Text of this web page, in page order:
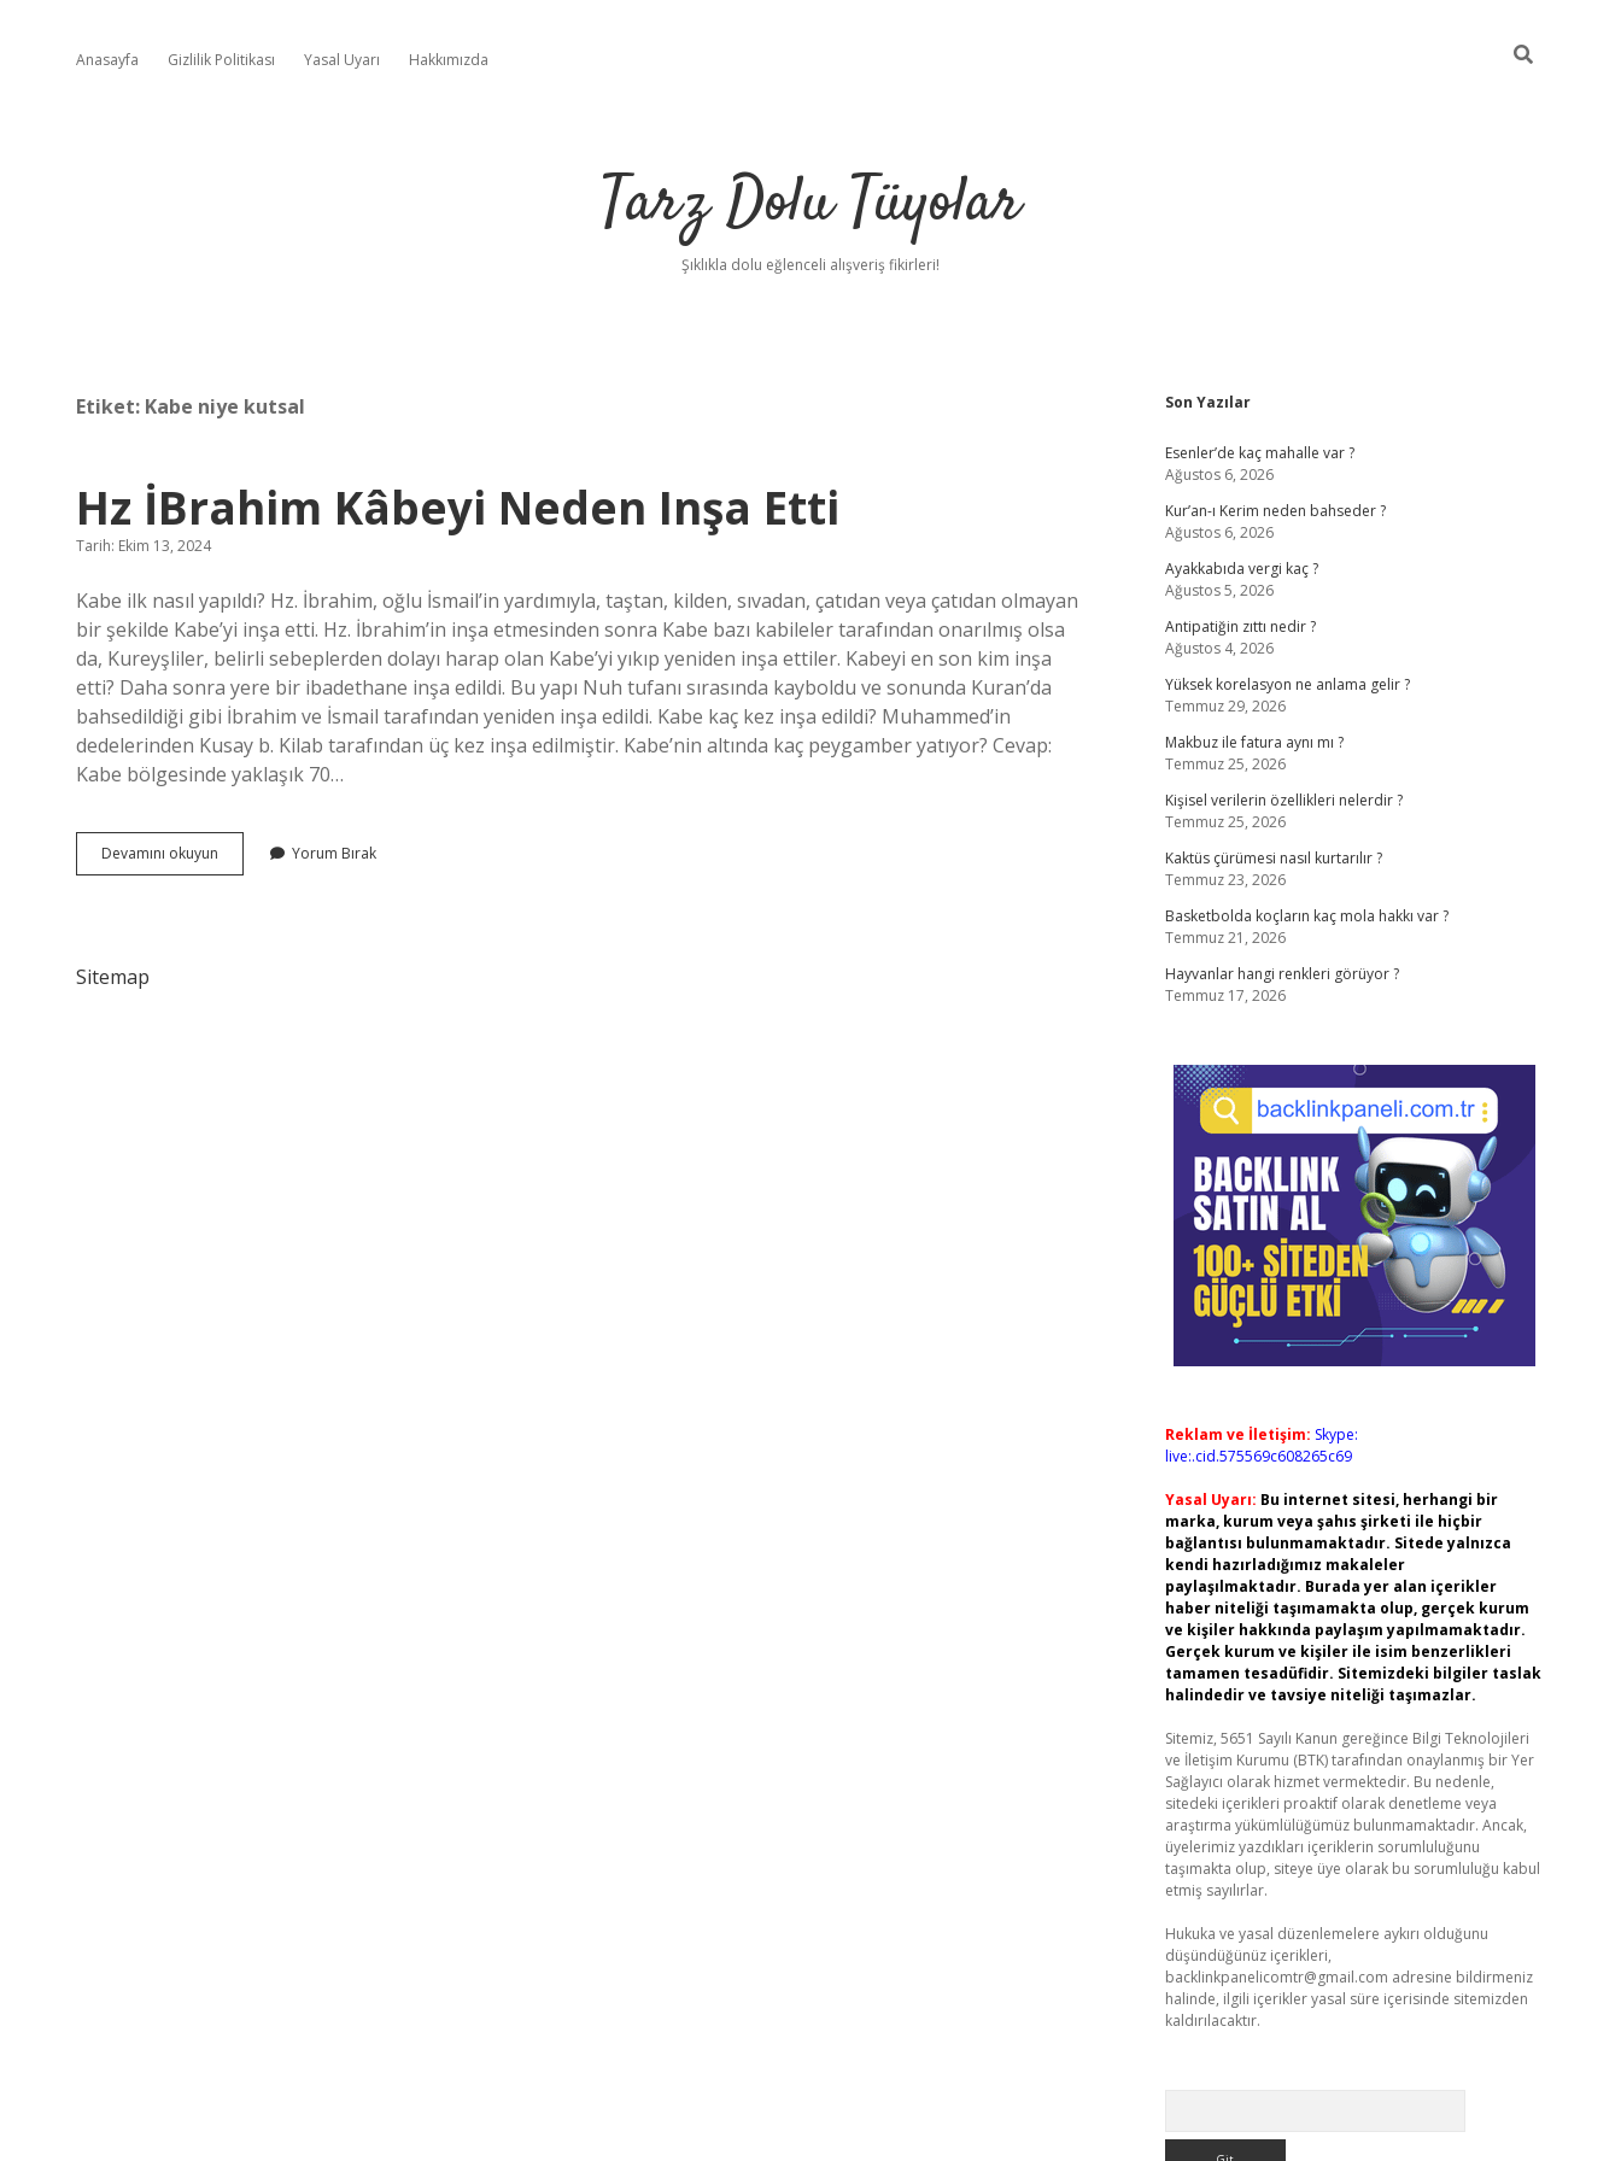
Anasayfa Gizlilik Politikası Yasal Uyarı Hakkımızda
Tarz Dolu Tüyolar
Şıklıkla dolu eğlenceli alışveriş fikirleri!
Etiket: Kabe niye kutsal
Hz İBrahim Kâbeyi Neden Inşa Etti
Tarih: Ekim 13, 2024
Kabe ilk nasıl yapıldı? Hz. İbrahim, oğlu İsmail’in yardımıyla, taştan, kilden, sıvadan, çatıdan veya çatıdan olmayan
bir şekilde Kabe’yi inşa etti. Hz. İbrahim’in inşa etmesinden sonra Kabe bazı kabileler tarafından onarılmış olsa
da, Kureyşliler, belirli sebeplerden dolayı harap olan Kabe’yi yıkıp yeniden inşa ettiler. Kabeyi en son kim inşa
etti? Daha sonra yere bir ibadethane inşa edildi. Bu yapı Nuh tufanı sırasında kayboldu ve sonunda Kuran’da
bahsedildiği gibi İbrahim ve İsmail tarafından yeniden inşa edildi. Kabe kaç kez inşa edildi? Muhammed’in
dedelerinden Kusay b. Kilab tarafından üç kez inşa edilmiştir. Kabe’nin altında kaç peygamber yatıyor? Cevap:
Kabe bölgesinde yaklaşık 70…
Devamını okuyun
İBrahim
Yorum Bırak
Sitemap
Sidebar
Son Yazılar
Esenler’de kaç mahalle var ?
Ağustos 6, 2026
Kur’an-ı Kerim neden bahseder ?
Ağustos 6, 2026
Ayakkabıda vergi kaç ?
Ağustos 5, 2026
Antipatiğin zıttı nedir ?
Ağustos 4, 2026
Yüksek korelasyon ne anlama gelir ?
Temmuz 29, 2026
Makbuz ile fatura aynı mı ?
Temmuz 25, 2026
Kişisel verilerin özellikleri nelerdir ?
Temmuz 25, 2026
Kaktüs çürümesi nasıl kurtarılır ?
Temmuz 23, 2026
Basketbolda koçların kaç mola hakkı var ?
Temmuz 21, 2026
Hayvanlar hangi renkleri görüyor ?
Temmuz 17, 2026
Reklam ve İletişim: Skype:
live:.cid.575569c608265c69
Yasal Uyarı: Bu internet sitesi, herhangi bir
marka, kurum veya şahıs şirketi ile hiçbir
bağlantısı bulunmamaktadır. Sitede yalnızca
kendi hazırladığımız makaleler
paylaşılmaktadır. Burada yer alan içerikler
haber niteliği taşımamakta olup, gerçek kurum
ve kişiler hakkında paylaşım yapılmamaktadır.
Gerçek kurum ve kişiler ile isim benzerlikleri
tamamen tesadüfidir. Sitemizdeki bilgiler taslak
halindedir ve tavsiye niteliği taşımazlar.
Sitemiz, 5651 Sayılı Kanun gereğince Bilgi Teknolojileri
ve İletişim Kurumu (BTK) tarafından onaylanmış bir Yer
Sağlayıcı olarak hizmet vermektedir. Bu nedenle,
sitedeki içerikleri proaktif olarak denetleme veya
araştırma yükümlülüğümüz bulunmamaktadır. Ancak,
üyelerimiz yazdıkları içeriklerin sorumluluğunu
taşımakta olup, siteye üye olarak bu sorumluluğu kabul
etmiş sayılırlar.
Hukuka ve yasal düzenlemelere aykırı olduğunu
düşündüğünüz içerikleri,
backlinkpanelicomtr@gmail.com adresine bildirmeniz
halinde, ilgili içerikler yasal süre içerisinde sitemizden
kaldırılacaktır.
hiltonbetilbet giriş yap